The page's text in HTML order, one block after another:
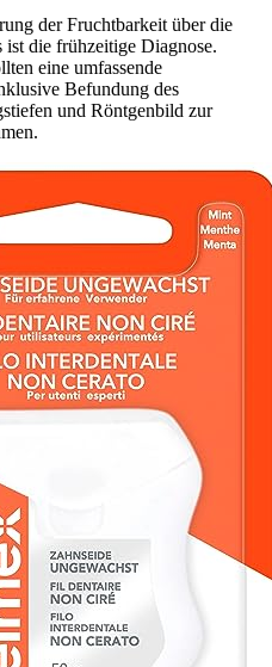
der Fruchtbarkeit über die
die frühzeitige Diagnose.
eine umfassende
Befundung des
und Röntgenbild zur